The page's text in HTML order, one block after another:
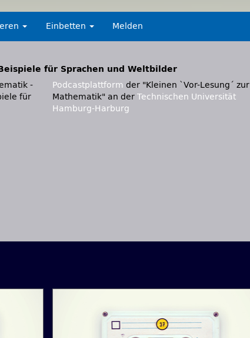
Einbetten Melden
für Sprachen und Weltbilder
-
für
Podcastplattform der "Kleinen `Vor-Lesung´ zur
Mathematik" an der Technischen Universität
Hamburg-Harburg